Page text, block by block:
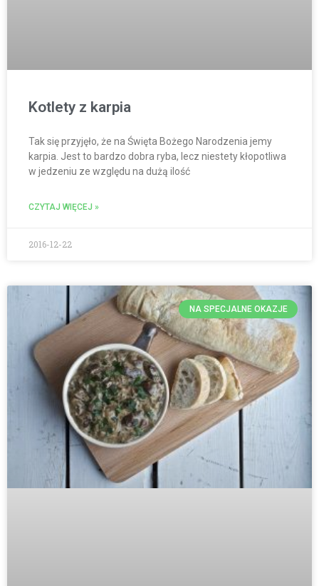
Kotlety z karpia
Tak się przyjęło, że na Święta Bożego Narodzenia jemy
karpia. Jest to bardzo dobra ryba, lecz niestety kłopotliwa
w jedzeniu ze względu na dużą ilość
CZYTAJ WIĘCEJ »
2016-12-22
NA SPECJALNE OKAZJE